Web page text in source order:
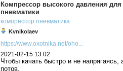
Компрессор высокого давления для
пневматики
компрессор пневматика
Kvnikolaev
https://www.oxotnika.net/oho...
2021-02-15 13:02
Чтобы качать быстро и не напрягаясь,
потов.